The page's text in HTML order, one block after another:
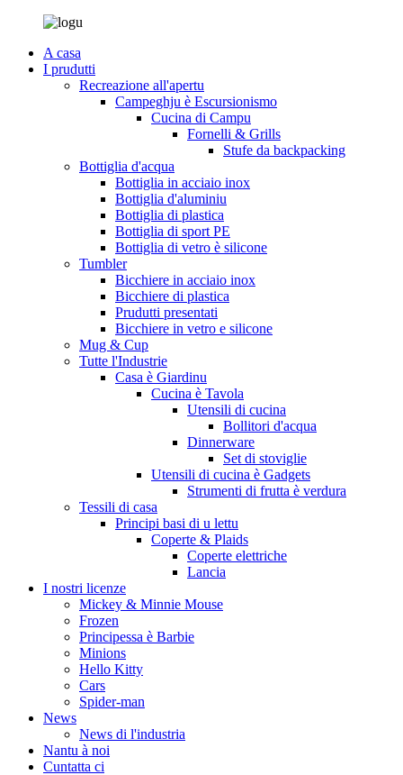
A casa
I prudutti
Recreazione all'apertu
Campeghju è Escursionismo
Cucina di Campu
Fornelli & Grills
Stufe da backpacking
Bottiglia d'acqua
Bottiglia in acciaio inox
Bottiglia d'aluminiu
Bottiglia di plastica
Bottiglia di sport PE
Bottiglia di vetro è silicone
Tumbler
Bicchiere in acciaio inox
Bicchiere di plastica
Prudutti presentati
Bicchiere in vetro e silicone
Mug & Cup
Tutte l'Industrie
Casa è Giardinu
Cucina è Tavola
Utensili di cucina
Bollitori d'acqua
Dinnerware
Set di stoviglie
Utensili di cucina è Gadgets
Strumenti di frutta è verdura
Tessili di casa
Principi basi di u lettu
Coperte & Plaids
Coperte elettriche
Lancia
I nostri licenze
Mickey & Minnie Mouse
Frozen
Principessa è Barbie
Minions
Hello Kitty
Cars
Spider-man
News
News di l'industria
Nantu à noi
Cuntatta ci